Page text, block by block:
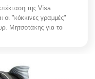
της Visa
"κόκκινες γραμμές"
Μητσοτάκης για το